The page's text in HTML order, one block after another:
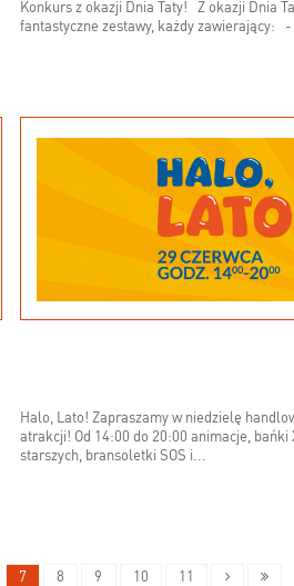
Konkurs z okazji Dnia Taty! Z okazji Dnia
fantastyczne zestawy, każdy zawierający: -
Halo, Lato! Zapraszamy w niedzielę
atrakcji! Od 14:00 do 20:00 animacje, bańki
starszych, bransoletki SOS i...
7 8 9 10 11